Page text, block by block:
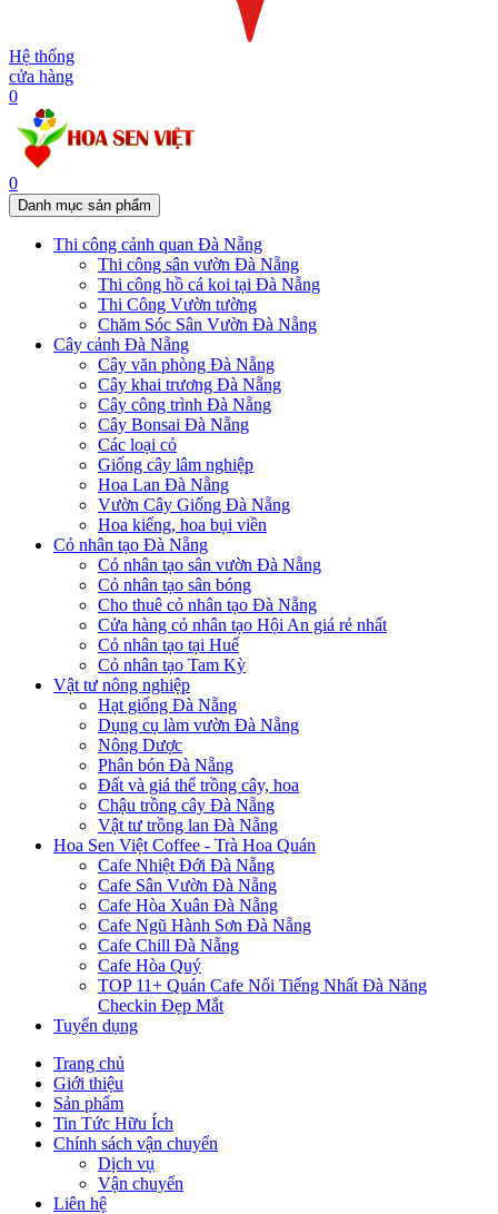
Hệ thống
cửa hàng
0
0
Danh mục sản phẩm
Thi công cảnh quan Đà Nẵng
Thi công sân vườn Đà Nẵng
Thi công hồ cá koi tại Đà Nẵng
Thi Công Vườn tường
Chăm Sóc Sân Vườn Đà Nẵng
Cây cảnh Đà Nẵng
Cây văn phòng Đà Nẵng
Cây khai trương Đà Nẵng
Cây công trình Đà Nẵng
Cây Bonsai Đà Nẵng
Các loại cỏ
Giống cây lâm nghiệp
Hoa Lan Đà Nẵng
Vườn Cây Giống Đà Nẵng
Hoa kiểng, hoa bụi viền
Cỏ nhân tạo Đà Nẵng
Cỏ nhân tạo sân vườn Đà Nẵng
Cỏ nhân tạo sân bóng
Cho thuê cỏ nhân tạo Đà Nẵng
Cửa hàng cỏ nhân tạo Hội An giá rẻ nhất
Cỏ nhân tạo tại Huế
Cỏ nhân tạo Tam Kỳ
Vật tư nông nghiệp
Hạt giống Đà Nẵng
Dụng cụ làm vườn Đà Nẵng
Nông Dược
Phân bón Đà Nẵng
Đất và giá thể trồng cây, hoa
Chậu trồng cây Đà Nẵng
Vật tư trồng lan Đà Nẵng
Hoa Sen Việt Coffee - Trà Hoa Quán
Cafe Nhiệt Đới Đà Nẵng
Cafe Sân Vườn Đà Nẵng
Cafe Hòa Xuân Đà Nẵng
Cafe Ngũ Hành Sơn Đà Nẵng
Cafe Chill Đà Nẵng
Cafe Hòa Quý
TOP 11+ Quán Cafe Nổi Tiếng Nhất Đà Năng
Checkin Đẹp Mắt
Tuyển dụng
Trang chủ
Giới thiệu
Sản phẩm
Tin Tức Hữu Ích
Chính sách vận chuyển
Dịch vụ
Vận chuyển
Liên hệ